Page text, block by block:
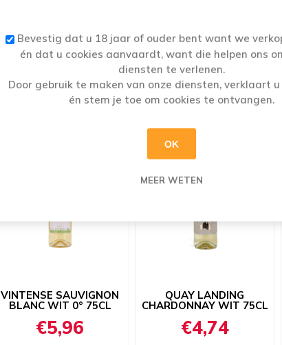
€7,95
i
€12,53
i
h
VINTENSE SAUVIGNON
BLANC WIT 0° 75CL
€5,96
QUAY LANDING
CHARDONNAY WIT 75CL
€4,74
Bevestig dat u 18 jaar of ouder bent want we
én dat u cookies aanvaardt, want die helpen ons
diensten te verlenen.
Door gebruik te maken van onze diensten, verklaart
én stem je toe om cookies te ontvangen.
OK
MEER WETEN